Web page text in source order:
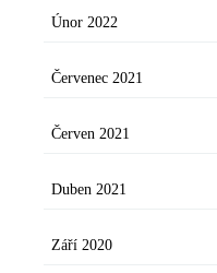
Únor 2022
Červenec 2021
Červen 2021
Duben 2021
Září 2020